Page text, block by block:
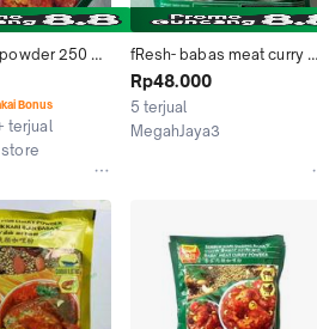
250
Bonus
terjual
store
fResh- babas meat curry
powder 250gr untuk kari
daging
Rp48.000
5 terjual
MegahJaya3